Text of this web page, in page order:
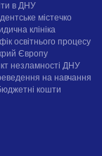
в ДНУ
містечко
клініка
освітнього процесу
Європу
незламності ДНУ
на навчання
кошти